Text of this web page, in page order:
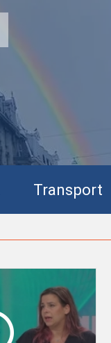
Transport